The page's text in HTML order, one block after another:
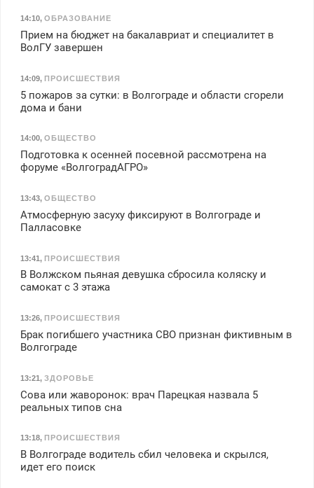
14:10, ОБРАЗОВАНИЕ
Прием на бюджет на бакалавриат и специалитет в
ВолГУ завершен
14:09, ПРОИСШЕСТВИЯ
5 пожаров за сутки: в Волгограде и области сгорели
дома и бани
14:00, ОБЩЕСТВО
Подготовка к осенней посевной рассмотрена на
форуме «ВолгоградАГРО»
13:43, ОБЩЕСТВО
Атмосферную засуху фиксируют в Волгограде и
Палласовке
13:41, ПРОИСШЕСТВИЯ
В Волжском пьяная девушка сбросила коляску и
самокат с 3 этажа
13:26, ПРОИСШЕСТВИЯ
Брак погибшего участника СВО признан фиктивным в
Волгограде
13:21, ЗДОРОВЬЕ
Сова или жаворонок: врач Парецкая назвала 5
реальных типов сна
13:18, ПРОИСШЕСТВИЯ
В Волгограде водитель сбил человека и скрылся,
идет его поиск